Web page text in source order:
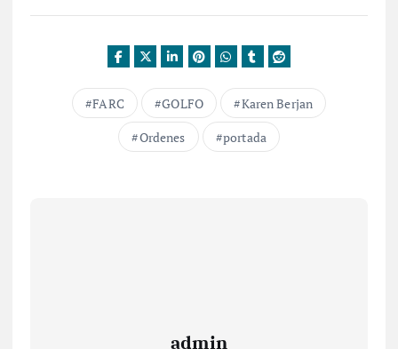
FARC GOLFO
Karen Berjan
Ordenes
portada
admin